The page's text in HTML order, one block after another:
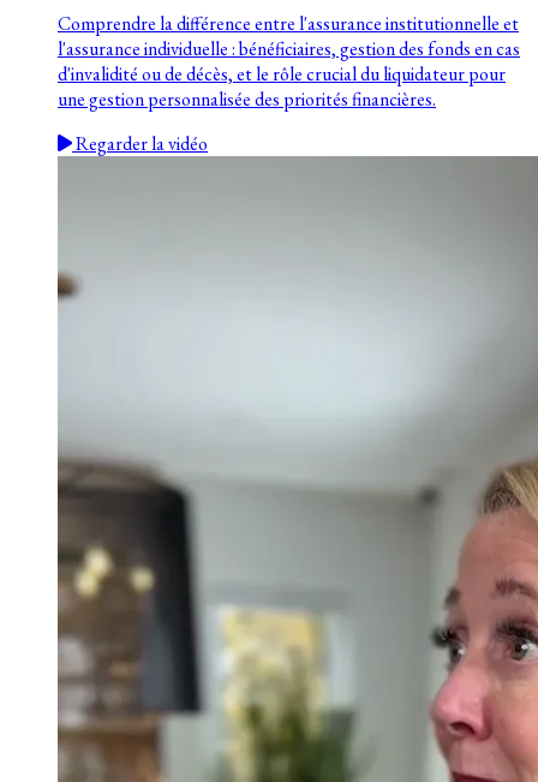
Comprendre la différence entre l'assurance institutionnelle et
l'assurance individuelle : bénéficiaires, gestion des fonds en cas
d'invalidité ou de décès, et le rôle crucial du liquidateur pour
une gestion personnalisée des priorités financières.
Regarder la vidéo